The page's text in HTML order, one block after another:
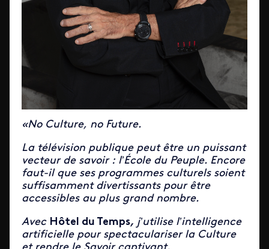
«No Culture, no Future.
La télévision publique peut être un puissant
vecteur de savoir : l’École du Peuple. Encore
faut-il que ses programmes culturels soient
suffisamment divertissants pour être
accessibles au plus grand nombre.
Avec Hôtel du Temps, j’utilise l’intelligence
artificielle pour spectaculariser la Culture